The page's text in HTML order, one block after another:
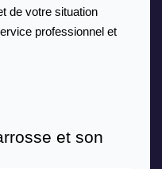
de votre situation
professionnel et
et son